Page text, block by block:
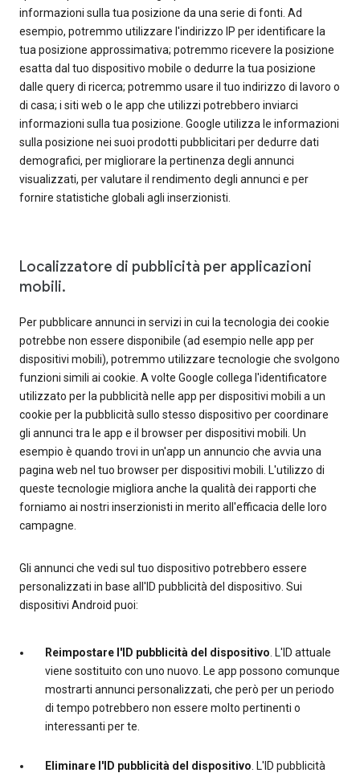
informazioni sulla tua posizione da una serie di fonti. Ad
esempio, potremmo utilizzare l'indirizzo IP per identificare la
tua posizione approssimativa; potremmo ricevere la posizione
esatta dal tuo dispositivo mobile o dedurre la tua posizione
dalle query di ricerca; potremmo usare il tuo indirizzo di lavoro o
di casa; i siti web o le app che utilizzi potrebbero inviarci
informazioni sulla tua posizione. Google utilizza le informazioni
sulla posizione nei suoi prodotti pubblicitari per dedurre dati
demografici, per migliorare la pertinenza degli annunci
visualizzati, per valutare il rendimento degli annunci e per
fornire statistiche globali agli inserzionisti.
Localizzatore di pubblicità per applicazioni
mobili.
Per pubblicare annunci in servizi in cui la tecnologia dei cookie
potrebbe non essere disponibile (ad esempio nelle app per
dispositivi mobili), potremmo utilizzare tecnologie che svolgono
funzioni simili ai cookie. A volte Google collega l'identificatore
utilizzato per la pubblicità nelle app per dispositivi mobili a un
cookie per la pubblicità sullo stesso dispositivo per coordinare
gli annunci tra le app e il browser per dispositivi mobili. Un
esempio è quando trovi in un'app un annuncio che avvia una
pagina web nel tuo browser per dispositivi mobili. L'utilizzo di
queste tecnologie migliora anche la qualità dei rapporti che
forniamo ai nostri inserzionisti in merito all'efficacia delle loro
campagne.
Gli annunci che vedi sul tuo dispositivo potrebbero essere
personalizzati in base all'ID pubblicità del dispositivo. Sui
dispositivi Android puoi:
Reimpostare l'ID pubblicità del dispositivo . L'ID attuale
viene sostituito con uno nuovo. Le app possono comunque
mostrarti annunci personalizzati, che però per un periodo
di tempo potrebbero non essere molto pertinenti o
interessanti per te.
Eliminare l'ID pubblicità del dispositivo . L'ID pubblicità